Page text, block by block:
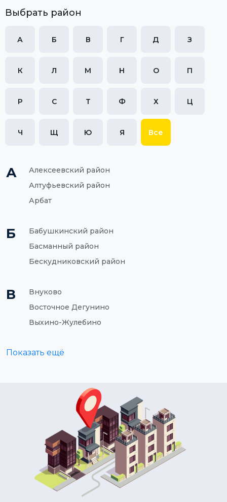
Выбрать район
А Б В Г Д З
К Л М Н О П
Р С Т Ф Х Ц
Ч Щ Ю Я Все
А
Алексеевский район
Алтуфьевский район
Арбат
Б
Бабушкинский район
Басманный район
Бескудниковский район
В
Внуково
Восточное Дегунино
Выхино-Жулебино
Показать ещё